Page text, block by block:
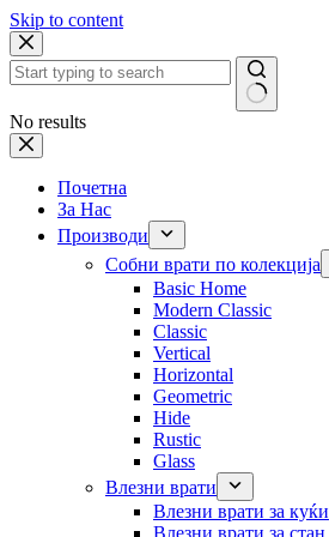
Skip to content
No results
Почетна
За Нас
Производи
Собни врати по колекција
Basic Home
Modern Classic
Classic
Vertical
Horizontal
Geometric
Hide
Rustic
Glass
Влезни врати
Влезни врати за куќи
Влезни врати за стан